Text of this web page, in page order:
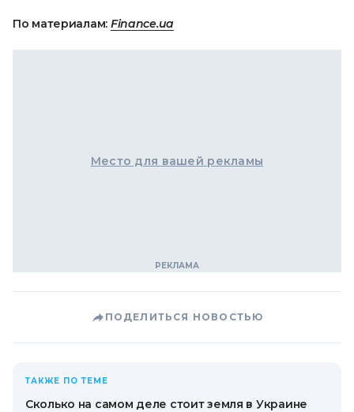
По материалам: Finance.ua
Место для вашей рекламы
ПОДЕЛИТЬСЯ НОВОСТЬЮ
ТАКЖЕ ПО ТЕМЕ
Сколько на самом деле стоит земля в Украине